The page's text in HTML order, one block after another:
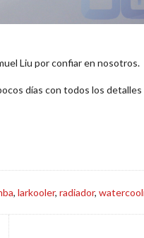
Liu por confiar en nosotros.
días con todos los
,larkooler,radiador,